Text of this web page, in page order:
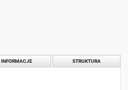
INFORMACJE STRUKTURA